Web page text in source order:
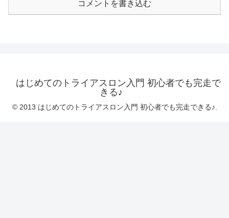
コメントを書き込む
はじめてのトライアスロン入門 初心者でも完走で
きる♪
© 2013 はじめてのトライアスロン入門 初心者でも完走できる♪.